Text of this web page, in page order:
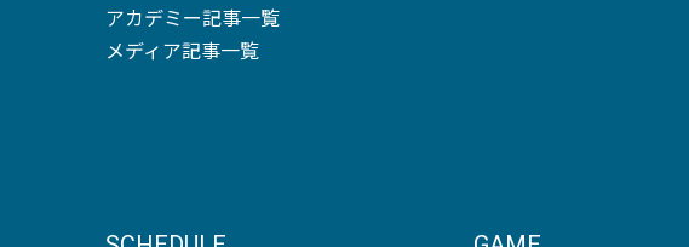
アカデミー記事一覧
メディア記事一覧